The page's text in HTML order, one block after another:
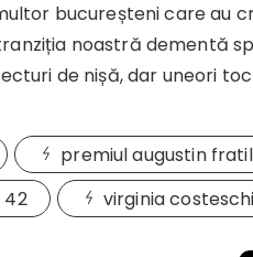
bucureșteni care au
noastră dementă
de nișă, dar uneori
premiul augustin
42
virginia costeschi